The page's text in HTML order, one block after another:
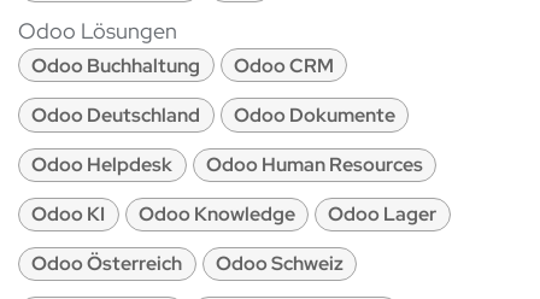
Odoo Lösungen
Odoo Buchhaltung
Odoo CRM
Odoo Deutschland
Odoo Dokumente
Odoo Helpdesk
Odoo Human Resources
Odoo KI
Odoo Knowledge
Odoo Lager
Odoo Österreich
Odoo Schweiz